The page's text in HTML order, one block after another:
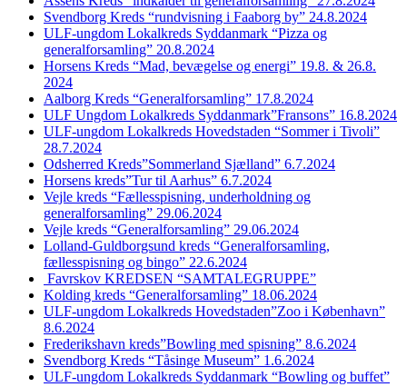
Svendborg Kreds “rundvisning i Faaborg by” 24.8.2024
ULF-ungdom Lokalkreds Syddanmark “Pizza og
generalforsamling” 20.8.2024
Horsens Kreds “Mad, bevægelse og energi” 19.8. & 26.8.
2024
Aalborg Kreds “Generalforsamling” 17.8.2024
ULF Ungdom Lokalkreds Syddanmark”Fransons” 16.8.2024
ULF-ungdom Lokalkreds Hovedstaden “Sommer i Tivoli”
28.7.2024
Odsherred Kreds”Sommerland Sjælland” 6.7.2024
Horsens kreds”Tur til Aarhus” 6.7.2024
Vejle kreds “Fællesspisning, underholdning og
generalforsamling” 29.06.2024
Vejle kreds “Generalforsamling” 29.06.2024
Lolland-Guldborgsund kreds “Generalforsamling,
fællesspisning og bingo” 22.6.2024
Favrskov KREDSEN “SAMTALEGRUPPE”
Kolding kreds “Generalforsamling” 18.06.2024
ULF-ungdom Lokalkreds Hovedstaden”Zoo i København”
8.6.2024
Frederikshavn kreds”Bowling med spisning” 8.6.2024
Svendborg Kreds “Tåsinge Museum” 1.6.2024
ULF-ungdom Lokalkreds Syddanmark “Bowling og buffet”